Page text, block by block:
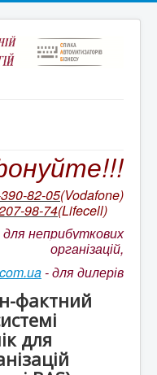
неприбуткових
82-05(Vodafone)
98-74(Lifecell)
для неприбуткових
організацій,
-для дилерів
фактний
для